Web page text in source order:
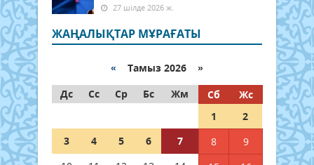
27 шілде 2026 ж.
ЖАҢАЛЫҚТАР МҰРАҒАТЫ
« Тамыз 2026 »
Дс
Сс Ср Бс Жм Сб
Жс
1
2
3
4 5 6 7 8
9